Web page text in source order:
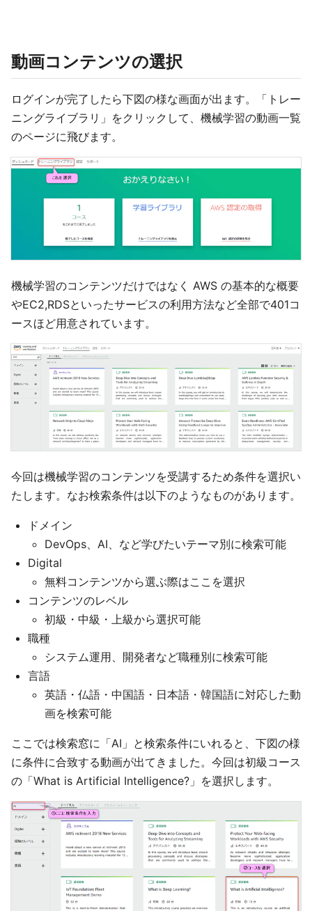
動画コンテンツの選択
ログインが完了したら下図の様な画面が出ます。「トレー
ニングライブラリ」をクリックして、機械学習の動画一覧
のページに飛びます。
機械学習のコンテンツだけではなく AWS の基本的な概要
やEC2,RDSといったサービスの利用方法など全部で401コ
ースほど用意されています。
今回は機械学習のコンテンツを受講するため条件を選択い
たします。なお検索条件は以下のようなものがあります。
ドメイン
DevOps、AI、など学びたいテーマ別に検索可能
Digital
無料コンテンツから選ぶ際はここを選択
コンテンツのレベル
初級・中級・上級から選択可能
職種
システム運用、開発者など職種別に検索可能
言語
英語・仏語・中国語・日本語・韓国語に対応した動
画を検索可能
ここでは検索窓に「AI」と検索条件にいれると、下図の様
に条件に合致する動画が出てきました。今回は初級コース
の「What is Artificial Intelligence?」を選択します。